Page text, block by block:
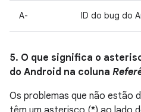
A- ID do bug do
5. O que significa o
do Android na coluna
Os problemas que não estão